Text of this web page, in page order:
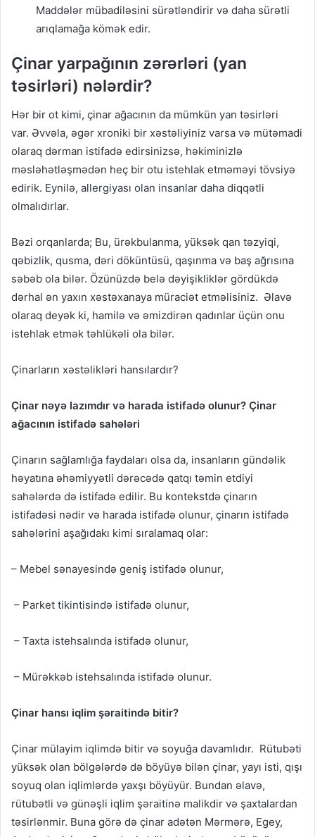
Maddələr mübadiləsini sürətləndirir və daha sürətli
arıqlamağa kömək edir.
Çinar yarpağının zərərləri (yan
təsirləri) nələrdir?
Hər bir ot kimi, çinar ağacının da mümkün yan təsirləri
var. Əvvəla, əgər xroniki bir xəstəliyiniz varsa və mütəmadi
olaraq dərman istifadə edirsinizsə, həkiminizlə
məsləhətləşmədən heç bir otu istehlak etməməyi tövsiyə
edirik. Eynilə, allergiyası olan insanlar daha diqqətli
olmalıdırlar.
Bəzi orqanlarda; Bu, ürəkbulanma, yüksək qan təzyiqi,
qəbizlik, qusma, dəri döküntüsü, qaşınma və baş ağrısına
səbəb ola bilər. Özünüzdə belə dəyişikliklər gördükdə
dərhal ən yaxın xəstəxanaya müraciət etməlisiniz. Əlavə
olaraq deyək ki, hamilə və əmizdirən qadınlar üçün onu
istehlak etmək təhlükəli ola bilər.
Çinarların xəstəlikləri hansılardır?
Çinar nəyə lazımdır və harada istifadə olunur? Çinar
ağacının istifadə sahələri
Çinarın sağlamlığa faydaları olsa da, insanların gündəlik
həyatına əhəmiyyətli dərəcədə qatqı təmin etdiyi
sahələrdə də istifadə edilir. Bu kontekstdə çinarın
istifadəsi nədir və harada istifadə olunur, çinarın istifadə
sahələrini aşağıdakı kimi sıralamaq olar:
– Mebel sənayesində geniş istifadə olunur,
– Parket tikintisində istifadə olunur,
– Taxta istehsalında istifadə olunur,
– Mürəkkəb istehsalında istifadə olunur.
Çinar hansı iqlim şəraitində bitir?
Çinar mülayim iqlimdə bitir və soyuğa davamlıdır. Rütubəti
yüksək olan bölgələrdə də böyüyə bilən çinar, yayı isti, qışı
soyuq olan iqlimlərdə yaxşı böyüyür. Bundan əlavə,
rütubətli və günəşli iqlim şəraitinə malikdir və şaxtalardan
təsirlənmir. Buna görə də çinar adətən Mərmərə, Egey,